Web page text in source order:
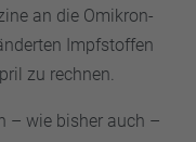
an die Omikron-
Impfstoffen
zu rechnen.
– wie bisher auch –